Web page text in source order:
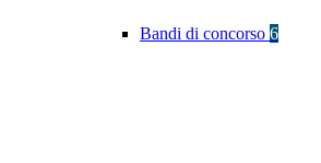
Bandi di concorso 6